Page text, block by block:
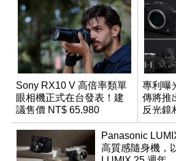
Sony RX10 V 高倍率類單
眼相機正式在台發表！建
議售價 NT$ 65,980
專利曝
傳將推
反光鏡
Panasonic
高質感隨身機，